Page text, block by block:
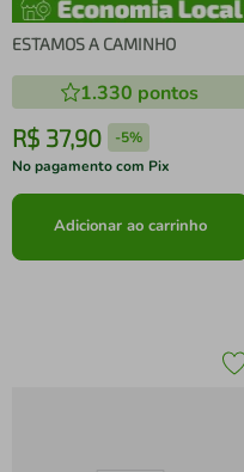
ESTAMOS A CAMINHO
1.330 pontos
R$ 37,90 -5%
No pagamento com Pix
Adicionar ao carrinho